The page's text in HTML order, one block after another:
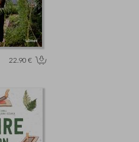
22.90 €